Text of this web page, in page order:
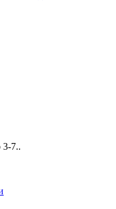
3-7..